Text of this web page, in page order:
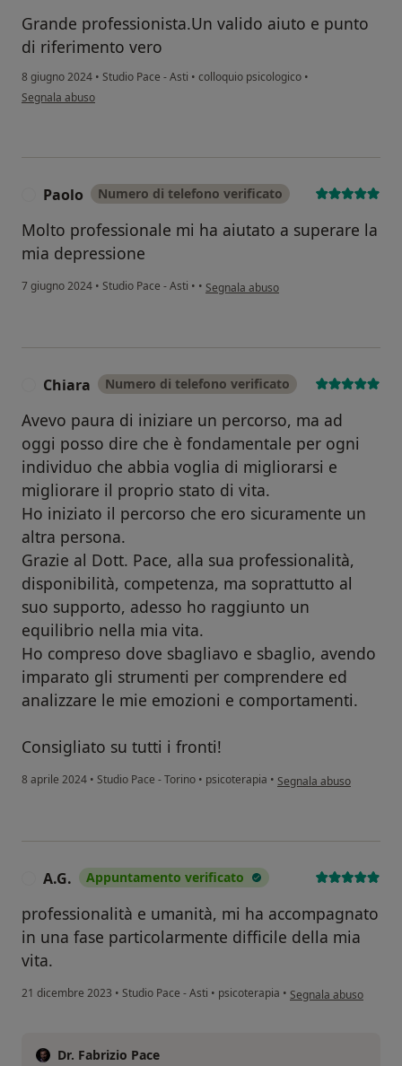
Grande professionista.Un valido aiuto e punto
di riferimento vero
8 giugno 2024 • Studio Pace - Asti • colloquio psicologico •
secondo l'opinione dell'utente Daniela
Segnala abuso
Paolo Numero di telefono verificato
Molto professionale mi ha aiutato a superare la
mia depressione
7 giugno 2024 • Studio Pace - Asti • • secondo l'opinione dell'utente Paolo
Segnala abuso
Chiara Numero di telefono verificato
Avevo paura di iniziare un percorso, ma ad
oggi posso dire che è fondamentale per ogni
individuo che abbia voglia di migliorarsi e
migliorare il proprio stato di vita.
Ho iniziato il percorso che ero sicuramente un
altra persona.
Grazie al Dott. Pace, alla sua professionalità,
disponibilità, competenza, ma soprattutto al
suo supporto, adesso ho raggiunto un
equilibrio nella mia vita.
Ho compreso dove sbagliavo e sbaglio, avendo
imparato gli strumenti per comprendere ed
analizzare le mie emozioni e comportamenti.
Consigliato su tutti i fronti!
8 aprile 2024 • Studio Pace - Torino • psicoterapia • secondo l'opinione
Segnala abuso
A.G. Appuntamento verificato
professionalità e umanità, mi ha accompagnato
in una fase particolarmente difficile della mia
vita.
21 dicembre 2023 • Studio Pace - Asti • psicoterapia • secondo l'opinione
Segnala abuso
Dr. Fabrizio Pace